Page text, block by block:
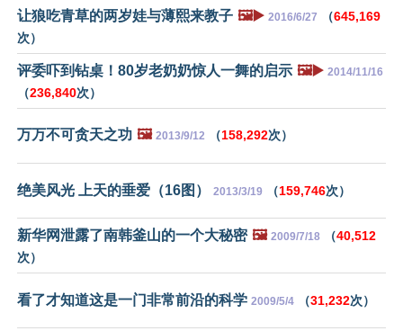
让狼吃青草的两岁娃与薄熙来教子 🖼️▶️ 2016/6/27 （645,169
次）
评委吓到钻桌！80岁老奶奶惊人一舞的启示 🖼️▶️ 2014/11/16
（236,840次）
万万不可贪天之功 🖼️ 2013/9/12 （158,292次）
绝美风光 上天的垂爱（16图） 2013/3/19 （159,746次）
新华网泄露了南韩釜山的一个大秘密 🖼️ 2009/7/18 （40,512
次）
看了才知道这是一门非常前沿的科学 2009/5/4 （31,232次）